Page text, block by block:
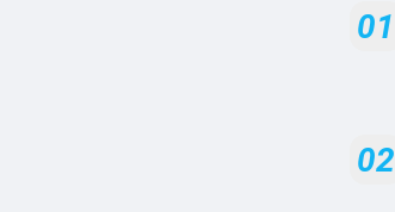
01
02